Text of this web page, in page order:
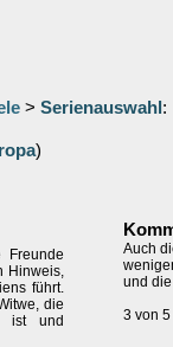
> Serienauswahl :
)
Freunde
Hinweis,
führt.
die
ist und
Auch
und
3 von